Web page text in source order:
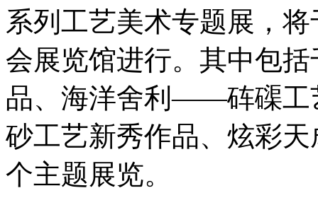
系列工艺美术专题展，
会展览馆进行。其中包
品、海洋舍利——砗磲
砂工艺新秀作品、炫彩
个主题展览。